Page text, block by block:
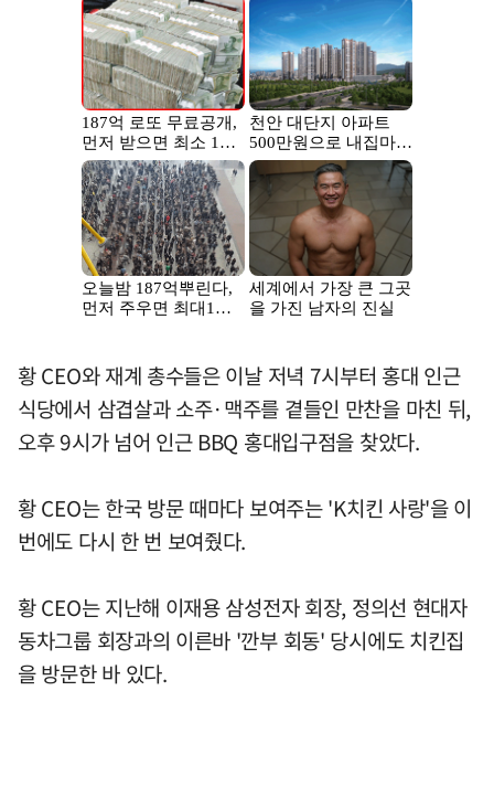
황 CEO와 재계 총수들은 이날 저녁 7시부터 홍대 인근
식당에서 삼겹살과 소주·맥주를 곁들인 만찬을 마친 뒤,
오후 9시가 넘어 인근 BBQ 홍대입구점을 찾았다.
황 CEO는 한국 방문 때마다 보여주는 'K치킨 사랑'을 이
번에도 다시 한 번 보여줬다.
황 CEO는 지난해 이재용 삼성전자 회장, 정의선 현대자
동차그룹 회장과의 이른바 '깐부 회동' 당시에도 치킨집
을 방문한 바 있다.